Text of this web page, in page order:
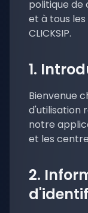
politique de
et à tous
CLICKSIP.
1.
Bienvenue
d'utilisation
notre
et les
2.